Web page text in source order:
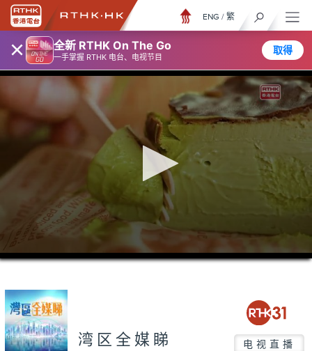
× 全新 RTHK On The Go
一手掌握 RTHK 电台、电视节目
取得
ENG / 繁
0
seconds
minutes,
6
seconds
湾区全媒睇 电视直播